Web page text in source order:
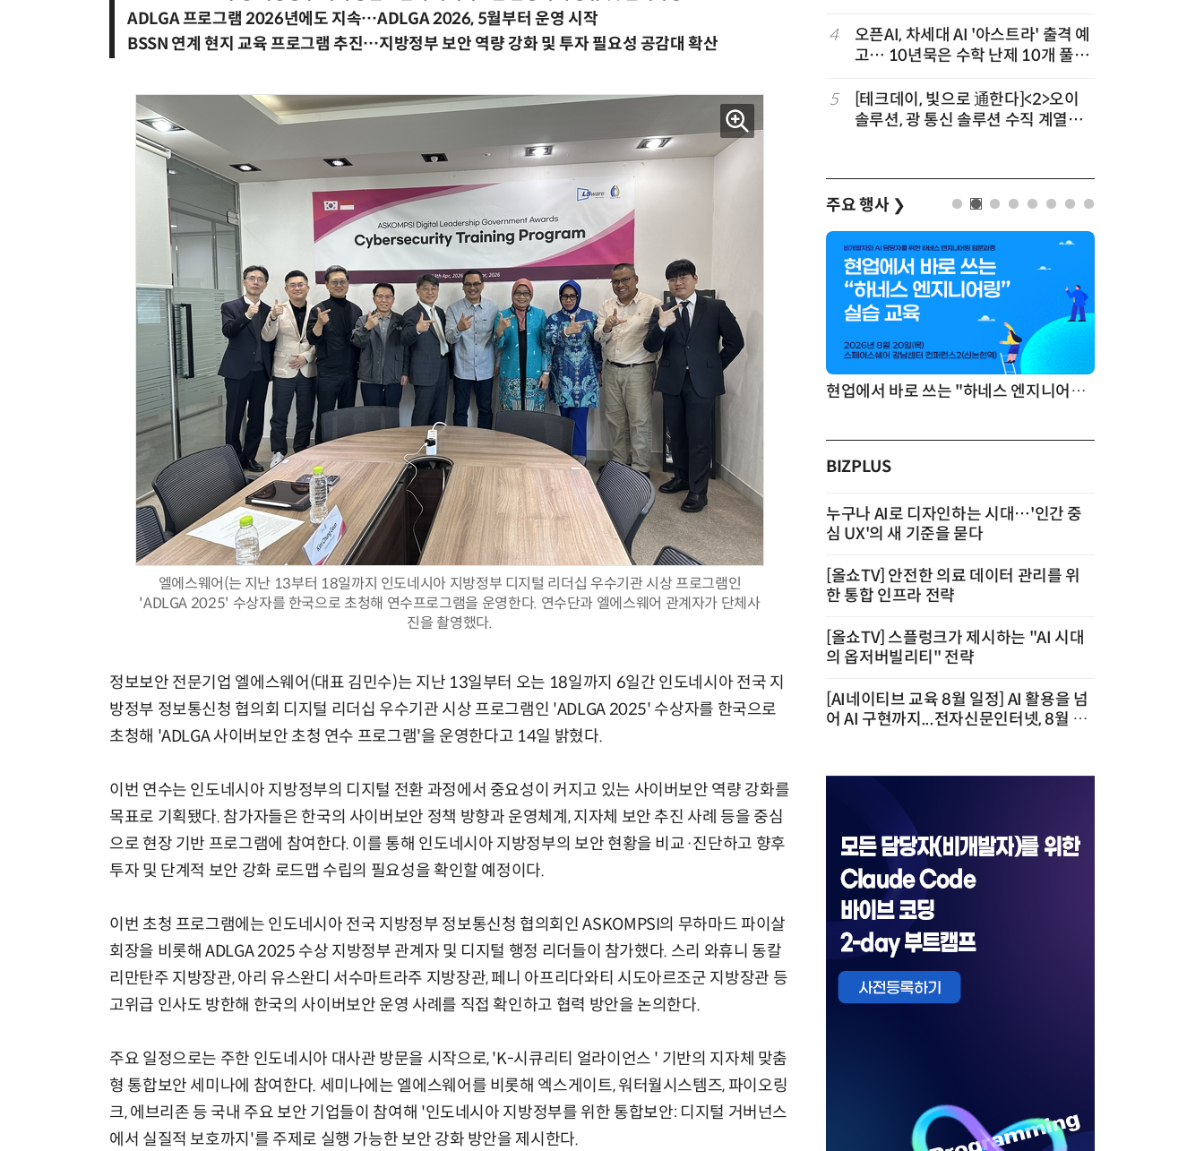
ADLGA 프로그램 2026년에도 지속…ADLGA 2026, 5월부터 운영 시작
BSSN 연계 현지 교육 프로그램 추진…지방정부 보안 역량 강화 및 투자 필요성 공감대 확산
엘에스웨어(는 지난 13부터 18일까지 인도네시아 지방정부 디지털 리더십 우수기관 시상 프로그램인
'ADLGA 2025' 수상자를 한국으로 초청해 연수프로그램을 운영한다. 연수단과 엘에스웨어 관계자가 단체사
진을 촬영했다.
정보보안 전문기업 엘에스웨어(대표 김민수)는 지난 13일부터 오는 18일까지 6일간 인도네시아 전국 지
방정부 정보통신청 협의회 디지털 리더십 우수기관 시상 프로그램인 'ADLGA 2025' 수상자를 한국으로
초청해 'ADLGA 사이버보안 초청 연수 프로그램'을 운영한다고 14일 밝혔다.
이번 연수는 인도네시아 지방정부의 디지털 전환 과정에서 중요성이 커지고 있는 사이버보안 역량 강화를
목표로 기획됐다. 참가자들은 한국의 사이버보안 정책 방향과 운영체계, 지자체 보안 추진 사례 등을 중심
으로 현장 기반 프로그램에 참여한다. 이를 통해 인도네시아 지방정부의 보안 현황을 비교·진단하고 향후
투자 및 단계적 보안 강화 로드맵 수립의 필요성을 확인할 예정이다.
이번 초청 프로그램에는 인도네시아 전국 지방정부 정보통신청 협의회인 ASKOMPSI의 무하마드 파이살
회장을 비롯해 ADLGA 2025 수상 지방정부 관계자 및 디지털 행정 리더들이 참가했다. 스리 와휴니 동칼
리만탄주 지방장관, 아리 유스완디 서수마트라주 지방장관, 페니 아프리다와티 시도아르조군 지방장관 등
고위급 인사도 방한해 한국의 사이버보안 운영 사례를 직접 확인하고 협력 방안을 논의한다.
주요 일정으로는 주한 인도네시아 대사관 방문을 시작으로, 'K-시큐리티 얼라이언스 ' 기반의 지자체 맞춤
형 통합보안 세미나에 참여한다. 세미나에는 엘에스웨어를 비롯해 엑스게이트, 워터월시스템즈, 파이오링
크, 에브리존 등 국내 주요 보안 기업들이 참여해 '인도네시아 지방정부를 위한 통합보안: 디지털 거버넌스
에서 실질적 보호까지'를 주제로 실행 가능한 보안 강화 방안을 제시한다.
9
국산 CSP사 '마켓플레이스' 커졌
다…5개사 등록 솔루션 1439개
10 앤트로픽·오픈AI 이어 메타도…AI
가 통제 벗어나 외부 해킹
4
오픈AI, 차세대 AI '아스트라' 출격 예
고… 10년묵은 수학 난제 10개 풀었
5
[테크데이, 빛으로 通한다]<2>오이
솔루션, 광 통신 솔루션 수직 계열
주요 행사 ❯
양자컴퓨팅 비즈니스·기술 입문 1-Day 워크샵 - 큐비트·양자 알고리듬·Qiskit 실습으로 이해하는 차세대 현업에서 바로 쓰는 "하네스 엔지니어링" 실습 교육
BIZPLUS
누구나 AI로 디자인하는 시대…'인간 중
심 UX'의 새 기준을 묻다
[올쇼TV] 안전한 의료 데이터 관리를 위
한 통합 인프라 전략
[올쇼TV] 스플렁크가 제시하는 "AI 시대
의 옵저버빌리티" 전략
[AI네이티브 교육 8월 일정] AI 활용을 넘
어 AI 구현까지...전자신문인터넷, 8월 실